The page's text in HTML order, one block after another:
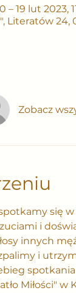
– 19 lut 2023,
Literatów
Zobacz
się
i
innych
i
Miłości"